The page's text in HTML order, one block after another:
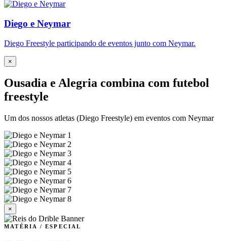
Diego e Neymar
Diego Freestyle participando de eventos junto com Neymar.
×
Ousadia e Alegria combina com futebol
freestyle
Um dos nossos atletas (Diego Freestyle) em eventos com Neymar
×
MATÉRIA / ESPECIAL